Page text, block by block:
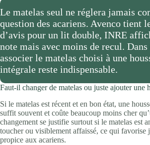
Le matelas seul ne réglera jamais
question des acariens. Avenco tient
d’avis pour un lit double, INRE
note mais avec moins de recul. Dans
associer le matelas choisi à une
intégrale reste indispensable.
Faut-il changer de matelas ou juste ajouter une
Si le matelas est récent et en bon état, une
suffit souvent et coûte beaucoup moins cher
changement se justifie surtout si le matelas est
toucher ou visiblement affaissé, ce qui favorise
propice aux acariens.